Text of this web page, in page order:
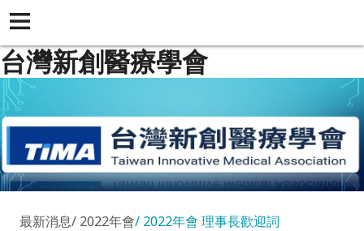
台灣新創醫療學會
最新消息 2022年會 2022年會 理事長歡迎詞